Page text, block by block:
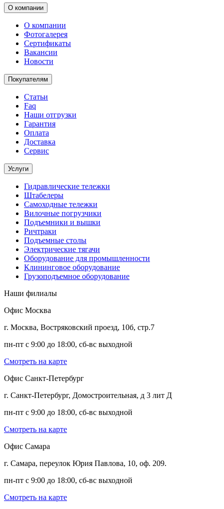
О компании
О компании
Фотогалерея
Сертификаты
Вакансии
Новости
Покупателям
Статьи
Faq
Наши отгрузки
Гарантия
Оплата
Доставка
Сервис
Услуги
Гидравлические тележки
Штабелеры
Самоходные тележки
Вилочные погрузчики
Подъемники и вышки
Ричтраки
Подъемные столы
Электрические тягачи
Оборудование для промышленности
Клининговое оборудование
Грузоподъемное оборудование
Наши филиалы
Офис Москва
г. Москва, Востряковский проезд, 10б, стр.7
пн-пт с 9:00 до 18:00, сб-вс выходной
Смотреть на карте
Офис Санкт-Петербург
г. Санкт-Петербург, Домостроительная, д 3 лит Д
пн-пт с 9:00 до 18:00, сб-вс выходной
Смотреть на карте
Офис Самара
г. Самара, переулок Юрия Павлова, 10, оф. 209.
пн-пт с 9:00 до 18:00, сб-вс выходной
Смотреть на карте